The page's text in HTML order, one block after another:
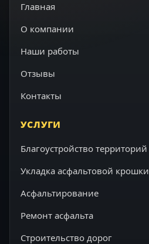
Главная
О компании
Наши работы
Отзывы
Контакты
УСЛУГИ
Благоустройство территорий
Укладка асфальтовой крошки
Асфальтирование
Ремонт асфальта
Строительство дорог